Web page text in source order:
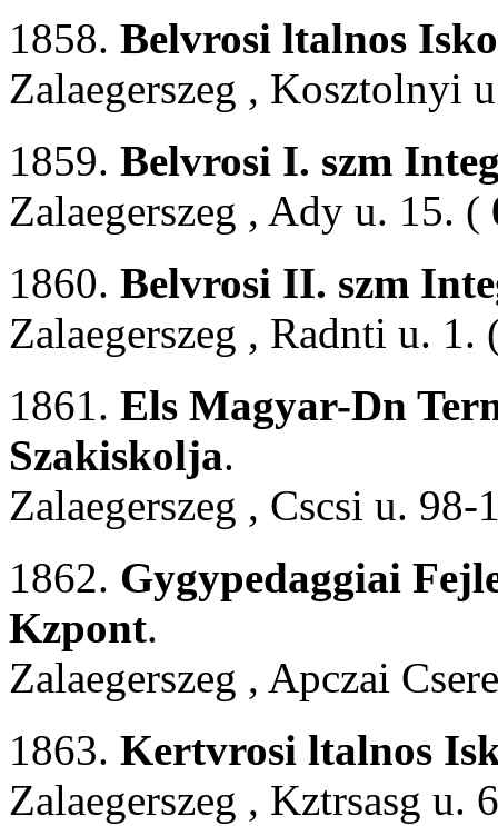
1858. Belvrosi ltalnos
Zalaegerszeg , Kosztolnyi
1859. Belvrosi I. szm
Zalaegerszeg , Ady u. 15. (
1860. Belvrosi II. szm
Zalaegerszeg , Radnti u. 1.
1861. Els Magyar-Dn
Szakiskolja.
Zalaegerszeg , Cscsi u.
1862. Gygypedaggiai
Kzpont.
Zalaegerszeg , Apczai
1863. Kertvrosi ltalnos
Zalaegerszeg , Kztrsasg u.